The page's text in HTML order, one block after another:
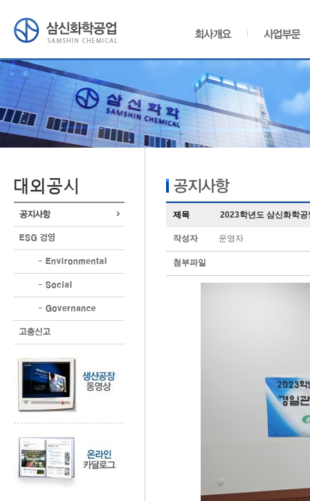
제목 2023학년도 삼신화학공
작성자 운영자
첨부파일